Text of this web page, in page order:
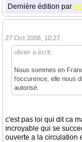
Dernière édition par
27 Oct 2008, 10:27
olivier a écrit:
Nous sommes en
l'occurence, elle nous
autorisé.
c'est pas loi qui dit ca
incroyable qui se
ouverte a la circulation